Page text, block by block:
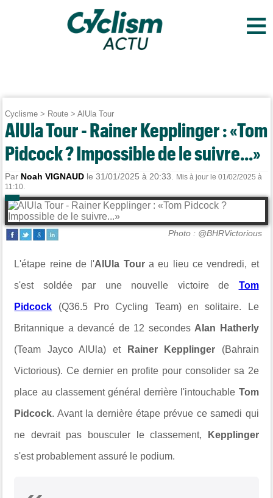
≡
Cyclisme > Route >AlUla Tour
AlUla Tour - Rainer Kepplinger : «Tom
Pidcock ? Impossible de le suivre...»
Par Noah VIGNAUD le 31/01/2025 à 20:33.
Mis à jour le 01/02/2025 à
11:10.
Photo : @BHRVictorious
L'étape reine de l'AlUla Toura eu lieu ce vendredi, et
s'est soldée par une nouvelle victoire de Tom
Pidcock (Q36.5 Pro Cycling Team) en solitaire. Le
Britannique a devancé de 12 secondes Alan Hatherly
(Team Jayco AlUla) etRainer Kepplinger (Bahrain
Victorious). Ce dernier en profite pour consolider sa 2e
place au classement général derrière l'intouchable Tom
Pidcock. Avant la dernière étape prévue ce samedi qui
ne devrait pas bousculer le classement, Kepplinger
s'est probablement assuré le podium.